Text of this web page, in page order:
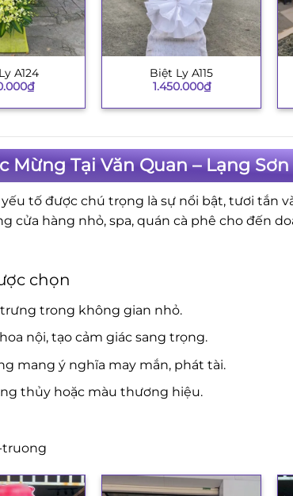
A124
₫
Biệt Ly A115
1.450.000₫
Mừng Tại Văn Quan – Lạng Sơn
tố được chú trọng là sự nổi bật, tươi tắn
cửa hàng nhỏ, spa, quán cà phê cho đến
chọn
trưng trong không gian nhỏ.
nội, tạo cảm giác sang trọng.
mang ý nghĩa may mắn, phát tài.
thủy hoặc màu thương hiệu.
truong